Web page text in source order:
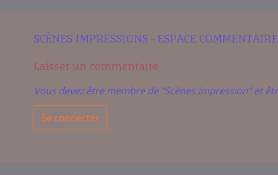
SCÈNES IMPRESSIONS - ESPACE COMMENTAIRE
Laisser un commentaire
Vous devez être membre de "Scènes impression" et
Se connecter